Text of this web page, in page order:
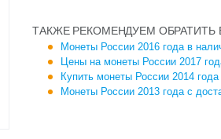
ТАКЖЕ РЕКОМЕНДУЕМ ОБРАТИТЬ
Монеты России 2016 года в
Цены на монеты России 2017
Купить монеты России 2014 года
Монеты России 2013 года с